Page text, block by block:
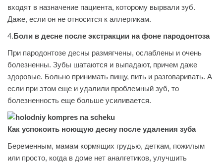
входят в назначение пациента, которому вырвали зуб.
Даже, если он не относится к аллергикам.
4.Боли в десне после экстракции на фоне пародонтоза
При пародонтозе десны размягчены, ослаблены и очень
болезненны. Зубы шатаются и выпадают, причем даже
здоровые. Больно принимать пищу, пить и разговаривать. А
если при этом еще и удалили проблемный зуб, то
болезненность еще больше усиливается.
Как успокоить ноющую десну после удаления зуба
Беременным, мамам кормящих грудью, деткам, пожилым
или просто, когда в доме нет аналгетиков, улучшить